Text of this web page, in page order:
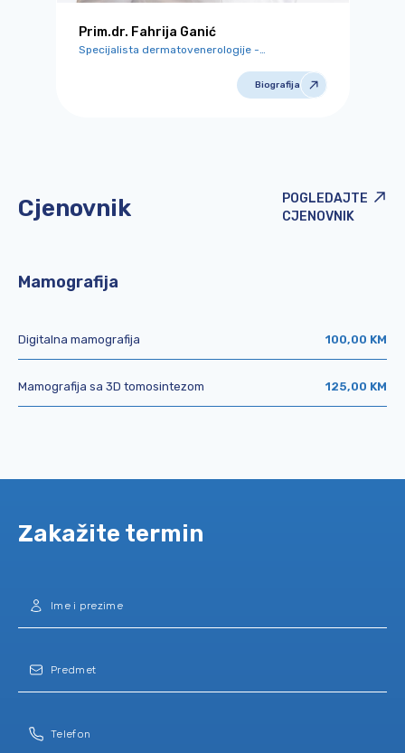
Prim.dr. Fahrija Ganić
Specijalista dermatovenerologije -
Biografija
Cjenovnik
POGLEDAJTE
CJENOVNIK
Mamografija
Digitalna mamografija 100,00 KM
Mamografija sa 3D tomosintezom 125,00 KM
Zakažite termin